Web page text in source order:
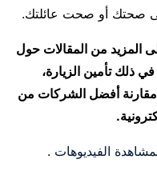
صحتك أو صحت عائلتك.
المزيد من المقالات حول
ذلك تأمين الزيارة،
مقارنة أفضل الشركات من
الفيديوهات .